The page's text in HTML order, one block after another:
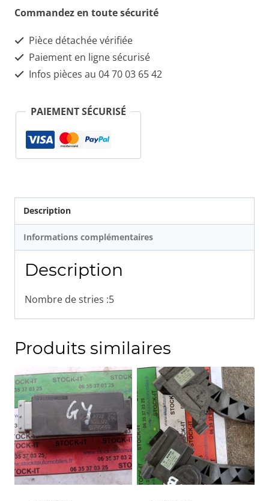
Poulie
vilebrequin
ALFA
Commandez en toute sécurité
Pièce détachée vérifiée
Paiement en ligne sécurisé
Infos pièces au 04 70 03 65 42
PAIEMENT SÉCURISÉ
Description
Informations complémentaires
Description
Nombre de stries :5
Produits similaires